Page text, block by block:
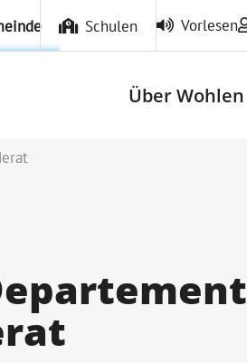
Schulen Vorlesen
Über Wohlen